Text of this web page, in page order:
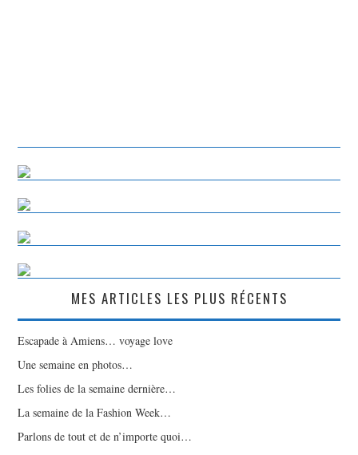
MES ARTICLES LES PLUS RÉCENTS
Escapade à Amiens… voyage love
Une semaine en photos…
Les folies de la semaine dernière…
La semaine de la Fashion Week…
Parlons de tout et de n’importe quoi…